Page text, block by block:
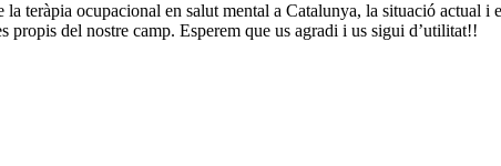
teràpia ocupacional en salut mental a Catalunya, la situació actual
propis del nostre camp. Esperem que us agradi i us sigui d’utilitat!!